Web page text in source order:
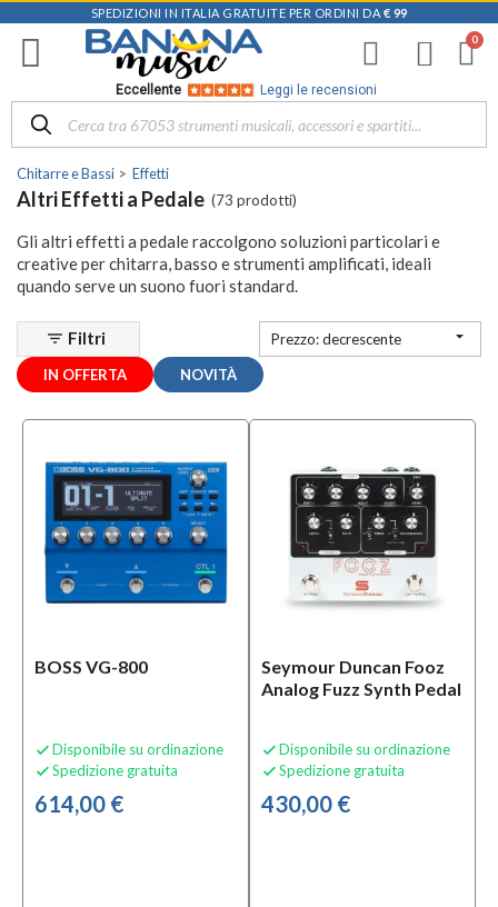
SPEDIZIONI IN ITALIA GRATUITE PER ORDINI DA € 99
Eccellente Leggi le recensioni
Chitarre e Bassi Effetti
Altri Effetti a Pedale (73 prodotti)
Gli altri effetti a pedale raccolgono soluzioni particolari e
creative per chitarra, basso e strumenti amplificati, ideali
quando serve un suono fuori standard.
Filtra
i
risultati
Disponibile
in
Negozio
Music |
Vicenza
(8)
Mezzanota
| Altavilla
Vicentina
(8)
del Grappa
(4)
Marchio
Backvox
Straps
(10)
MOSTRA
IN OFFERTA NOVITÀ
filter_list Filtri Prezzo: decrescente 
BOSS VG-800
 Disponibile su ordinazione
 Spedizione gratuita
614,00 €
Seymour Duncan Fooz
Analog Fuzz Synth Pedal
 Disponibile su ordinazione
 Spedizione gratuita
430,00 €